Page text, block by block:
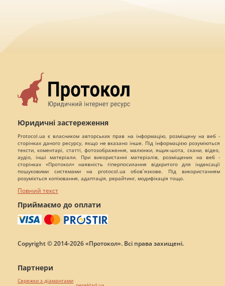
Юридичні застереження
Protocol.ua є власником авторських прав на інформацію, розміщену на веб -
сторінках даного ресурсу, якщо не вказано інше. Під інформацією розуміються
тексти, коментарі, статті, фотозображення, малюнки, ящик-шота, скани, відео,
аудіо, інші матеріали. При використанні матеріалів, розміщених на веб -
сторінках «Протокол» наявність гіперпосилання відкритого для індексації
пошуковими системами на protocol.ua обов`язкове. Під використанням
розуміється копіювання, адаптація, рерайтинг, модифікація тощо.
Повний текст
Приймаємо до оплати
Copyright © 2014-2026 «Протокол». Всі права захищені.
Партнери
Сережки з діамантами